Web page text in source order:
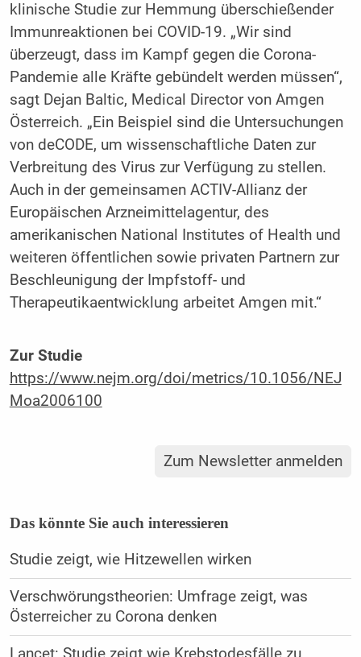
klinische Studie zur Hemmung überschießender
Immunreaktionen bei COVID-19. „Wir sind
überzeugt, dass im Kampf gegen die Corona-
Pandemie alle Kräfte gebündelt werden müssen“,
sagt Dejan Baltic, Medical Director von Amgen
Österreich. „Ein Beispiel sind die Untersuchungen
von deCODE, um wissenschaftliche Daten zur
Verbreitung des Virus zur Verfügung zu stellen.
Auch in der gemeinsamen ACTIV-Allianz der
Europäischen Arzneimittelagentur, des
amerikanischen National Institutes of Health und
weiteren öffentlichen sowie privaten Partnern zur
Beschleunigung der Impfstoff- und
Therapeutikaentwicklung arbeitet Amgen mit.“
Zur Studie
https://www.nejm.org/doi/metrics/10.1056/NEJ
Moa2006100
Zum Newsletter anmelden
Das könnte Sie auch interessieren
Studie zeigt, wie Hitzewellen wirken
Verschwörungstheorien: Umfrage zeigt, was
Österreicher zu Corona denken